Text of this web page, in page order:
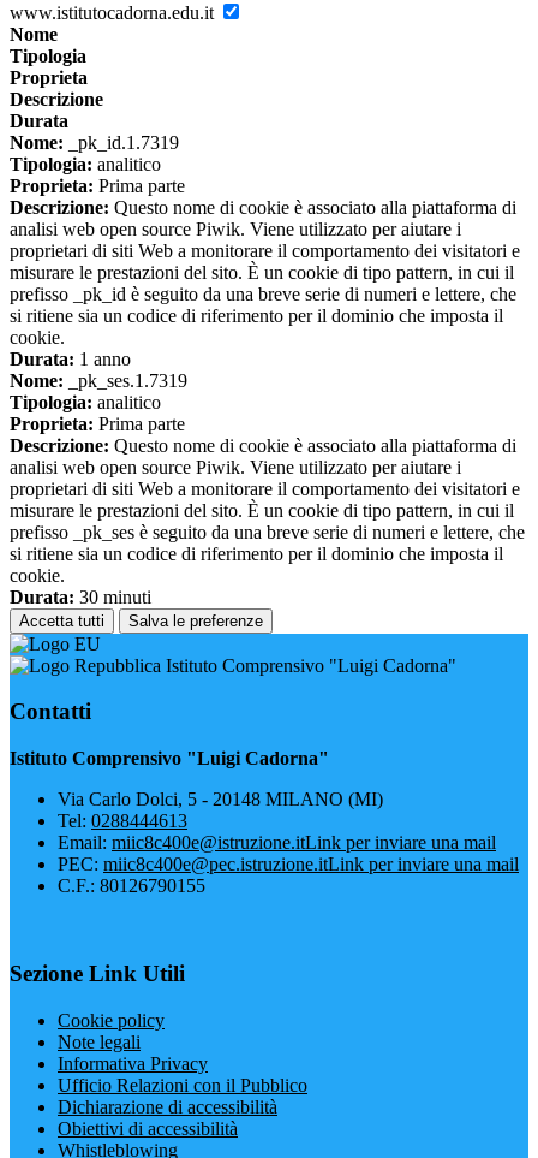
www.istitutocadorna.edu.it
Nome
Tipologia
Proprieta
Descrizione
Durata
Nome: _pk_id.1.7319
Tipologia: analitico
Proprieta: Prima parte
Descrizione: Questo nome di cookie è associato alla piattaforma di
analisi web open source Piwik. Viene utilizzato per aiutare i
proprietari di siti Web a monitorare il comportamento dei visitatori e
misurare le prestazioni del sito. È un cookie di tipo pattern, in cui il
prefisso _pk_id è seguito da una breve serie di numeri e lettere, che
si ritiene sia un codice di riferimento per il dominio che imposta il
cookie.
Durata: 1 anno
Nome: _pk_ses.1.7319
Tipologia: analitico
Proprieta: Prima parte
Descrizione: Questo nome di cookie è associato alla piattaforma di
analisi web open source Piwik. Viene utilizzato per aiutare i
proprietari di siti Web a monitorare il comportamento dei visitatori e
misurare le prestazioni del sito. È un cookie di tipo pattern, in cui il
prefisso _pk_ses è seguito da una breve serie di numeri e lettere, che
si ritiene sia un codice di riferimento per il dominio che imposta il
cookie.
Durata: 30 minuti
Accetta tutti Salva le preferenze
Istituto Comprensivo "Luigi Cadorna"
Contatti
Istituto Comprensivo "Luigi Cadorna"
Via Carlo Dolci, 5 - 20148 MILANO (MI)
Tel: 0288444613
Email: miic8c400e@istruzione.itLink per inviare una mail
PEC: miic8c400e@pec.istruzione.itLink per inviare una mail
C.F.: 80126790155
Sezione Link Utili
Cookie policy
Note legali
Informativa Privacy
Ufficio Relazioni con il Pubblico
Dichiarazione di accessibilità
Obiettivi di accessibilità
Whistleblowing